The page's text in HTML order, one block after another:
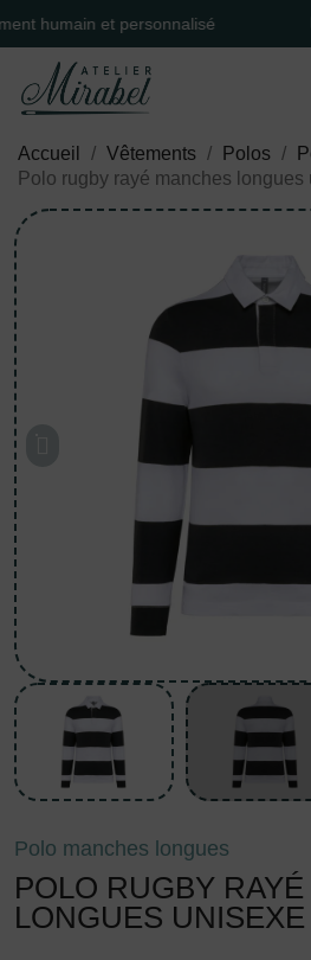
et personnalisé
Accueil Vêtements Polos
Polo rugby rayé manches longues
Polo manches longues
POLO RUGBY
LONGUES UNISEXE